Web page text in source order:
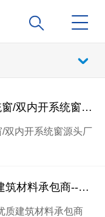
115钢纱一体系统窗/双内开系统窗源头厂家
双内开系统窗源头厂
致力于成为优质建筑材料承包商--广进兴
质建筑材料承包商